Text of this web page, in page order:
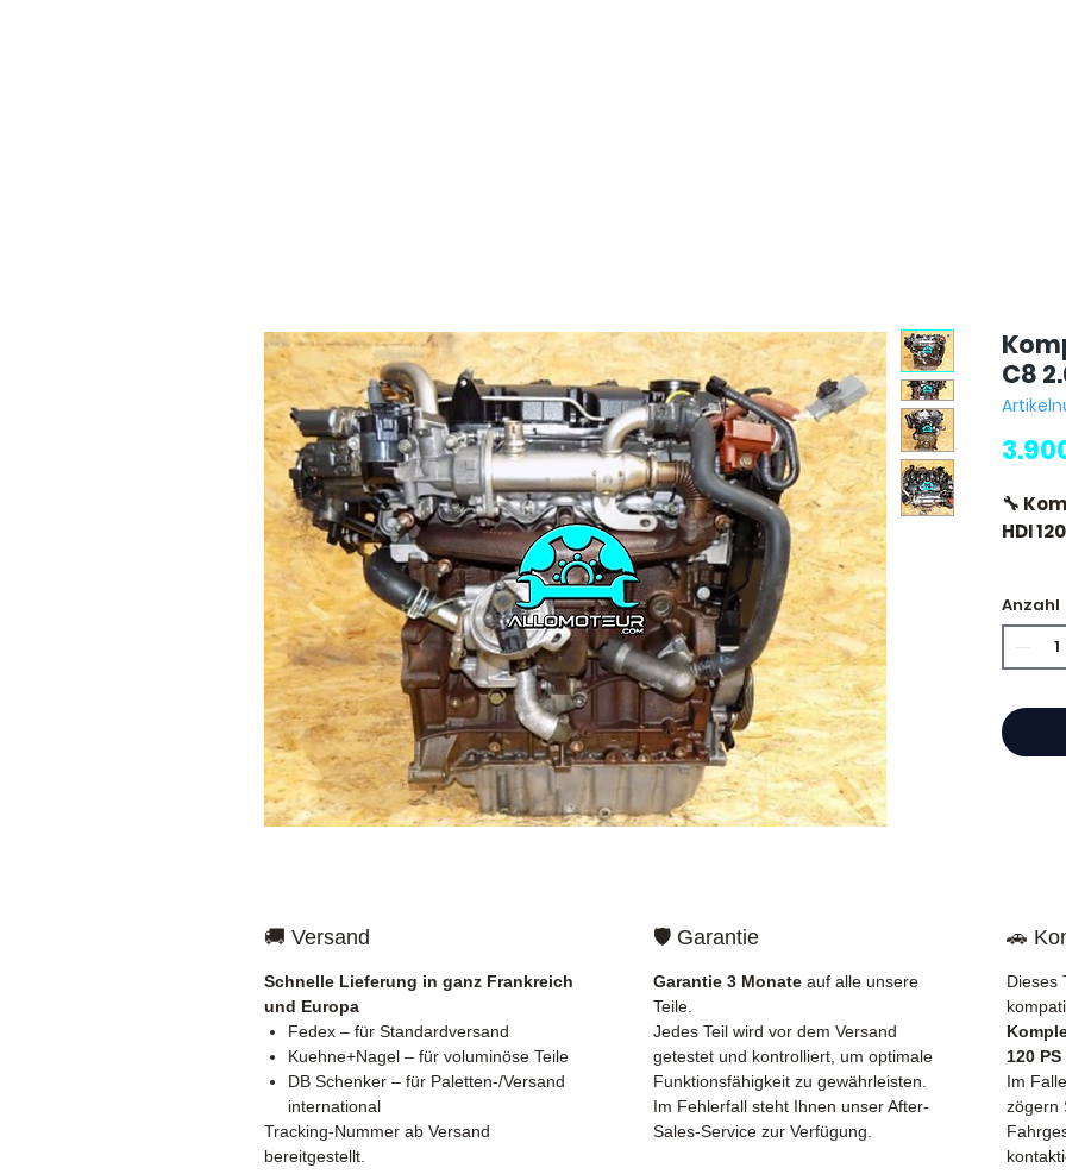
C8
🔧
HDI
✅
und
✅ 3
✅
✅
Anzahl
🚚 Versand
Schnelle Lieferung in ganz Frankreich
und Europa
Fedex – für Standardversand
Kuehne+Nagel – für voluminöse Teile
DB Schenker – für Paletten-/Versand
international
Tracking-Nummer ab Versand
bereitgestellt.
🛡️ Garantie
Garantie 3 Monate auf alle unsere
Teile.
Jedes Teil wird vor dem Versand
getestet und kontrolliert, um optimale
Funktionsfähigkeit zu gewährleisten.
Im Fehlerfall steht Ihnen unser After-
Sales-Service zur Verfügung.
🚗
Dieses
120 PS
Im
zögern